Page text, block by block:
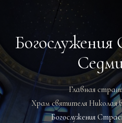
О
Главная
Храм святителя Николая
Богослужения